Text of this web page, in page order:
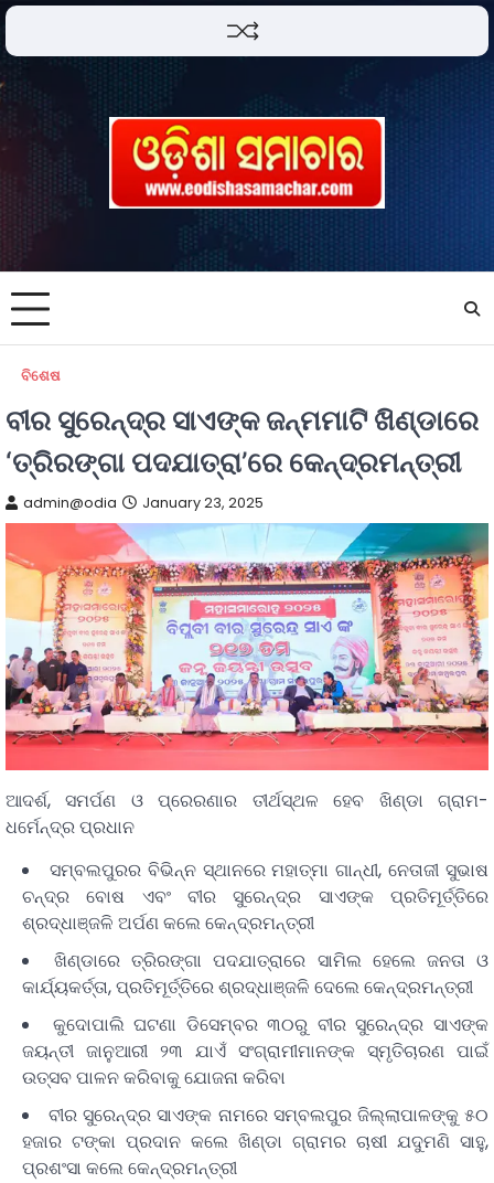
ବିଶେଷ
ବୀର ସୁରେନ୍ଦ୍ର ସାଏଙ୍କ ଜନ୍ମମାଟି ଖିଣ୍ଡାରେ
‘ତ୍ରିରଙ୍ଗା ପଦଯାତ୍ରା’ରେ କେନ୍ଦ୍ରମନ୍ତ୍ରୀ
admin@odia January 23, 2025
ଆଦର୍ଶ, ସମର୍ପଣ ଓ ପ୍ରେରଣାର ତୀର୍ଥସ୍ଥଳ ହେବ ଖିଣ୍ଡା ଗ୍ରାମ-
ଧର୍ମେନ୍ଦ୍ର ପ୍ରଧାନ
ସମ୍ବଲପୁରର ବିଭିନ୍ନ ସ୍ଥାନରେ ମହାତ୍ମା ଗାନ୍ଧୀ, ନେତାଜୀ ସୁଭାଷ
ଚନ୍ଦ୍ର ବୋଷ ଏବଂ ବୀର ସୁରେନ୍ଦ୍ର ସାଏଙ୍କ ପ୍ରତିମୂର୍ତ୍ତିରେ
ଶ୍ରଦ୍ଧାଞ୍ଜଳି ଅର୍ପଣ କଲେ କେନ୍ଦ୍ରମନ୍ତ୍ରୀ
ଖିଣ୍ଡାରେ ତ୍ରିରଙ୍ଗା ପଦଯାତ୍ରାରେ ସାମିଲ ହେଲେ ଜନତା ଓ
କାର୍ଯ୍ୟକର୍ତ୍ତା, ପ୍ରତିମୂର୍ତ୍ତିରେ ଶ୍ରଦ୍ଧାଞ୍ଜଳି ଦେଲେ କେନ୍ଦ୍ରମନ୍ତ୍ରୀ
କୁଦୋପାଲି ଘଟଣା ଡିସେମ୍ବର ୩୦ରୁ ବୀର ସୁରେନ୍ଦ୍ର ସାଏଙ୍କ
ଜୟନ୍ତୀ ଜାନୁଆରୀ ୨୩ ଯାଏଁ ସଂଗ୍ରାମୀମାନଙ୍କ ସ୍ମୃତିଚାରଣ ପାଇଁ
ଉତ୍ସବ ପାଳନ କରିବାକୁ ଯୋଜନା କରିବା
ବୀର ସୁରେନ୍ଦ୍ର ସାଏଙ୍କ ନାମରେ ସମ୍ବଲପୁର ଜିଲ୍ଲାପାଳଙ୍କୁ ୫୦
ହଜାର ଟଙ୍କା ପ୍ରଦାନ କଲେ ଖିଣ୍ଡା ଗ୍ରାମର ଚାଷୀ ଯଦୁମଣି ସାହୁ,
ପ୍ରଶଂସା କଲେ କେନ୍ଦ୍ରମନ୍ତ୍ରୀ